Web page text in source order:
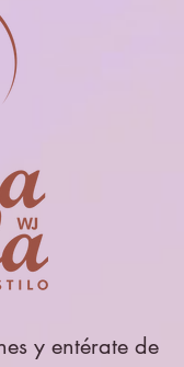
y entérate de